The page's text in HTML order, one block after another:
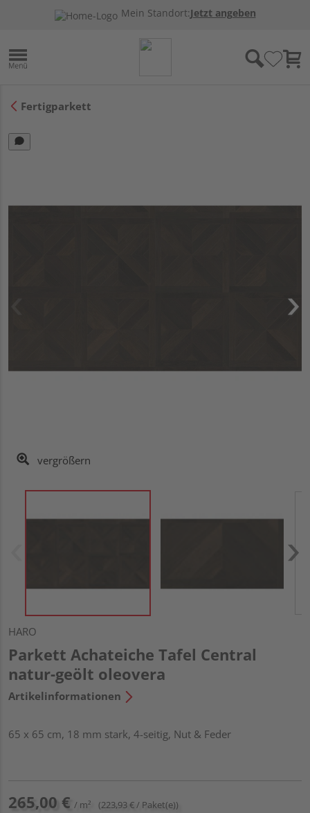
Mein Standort:Jetzt angeben
Fertigparkett
vergrößern
HARO
Parkett Achateiche Tafel Central
natur-geölt oleovera
Artikelinformationen
65 x 65 cm, 18 mm stark, 4-seitig, Nut & Feder
265,00 € / m² (223,93 € / Paket(e))